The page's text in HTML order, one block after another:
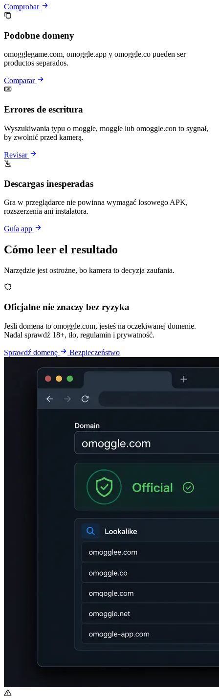
Comprobar
Podobne domeny
omogglegame.com, omoggle.app y omoggle.co pueden ser
productos separados.
Comparar
Errores de escritura
Wyszukiwania typu o moggle, moggle lub omoggle.con to sygnał,
by zwolnić przed kamerą.
Revisar
Descargas inesperadas
Gra w przeglądarce nie powinna wymagać losowego APK,
rozszerzenia ani instalatora.
Guía app
Cómo leer el resultado
Narzędzie jest ostrożne, bo kamera to decyzja zaufania.
Oficjalne nie znaczy bez ryzyka
Jeśli domena to omoggle.com, jesteś na oczekiwanej domenie.
Nadal sprawdź 18+, tło, regulamin i prywatność.
Sprawdź domenę Bezpieczeństwo